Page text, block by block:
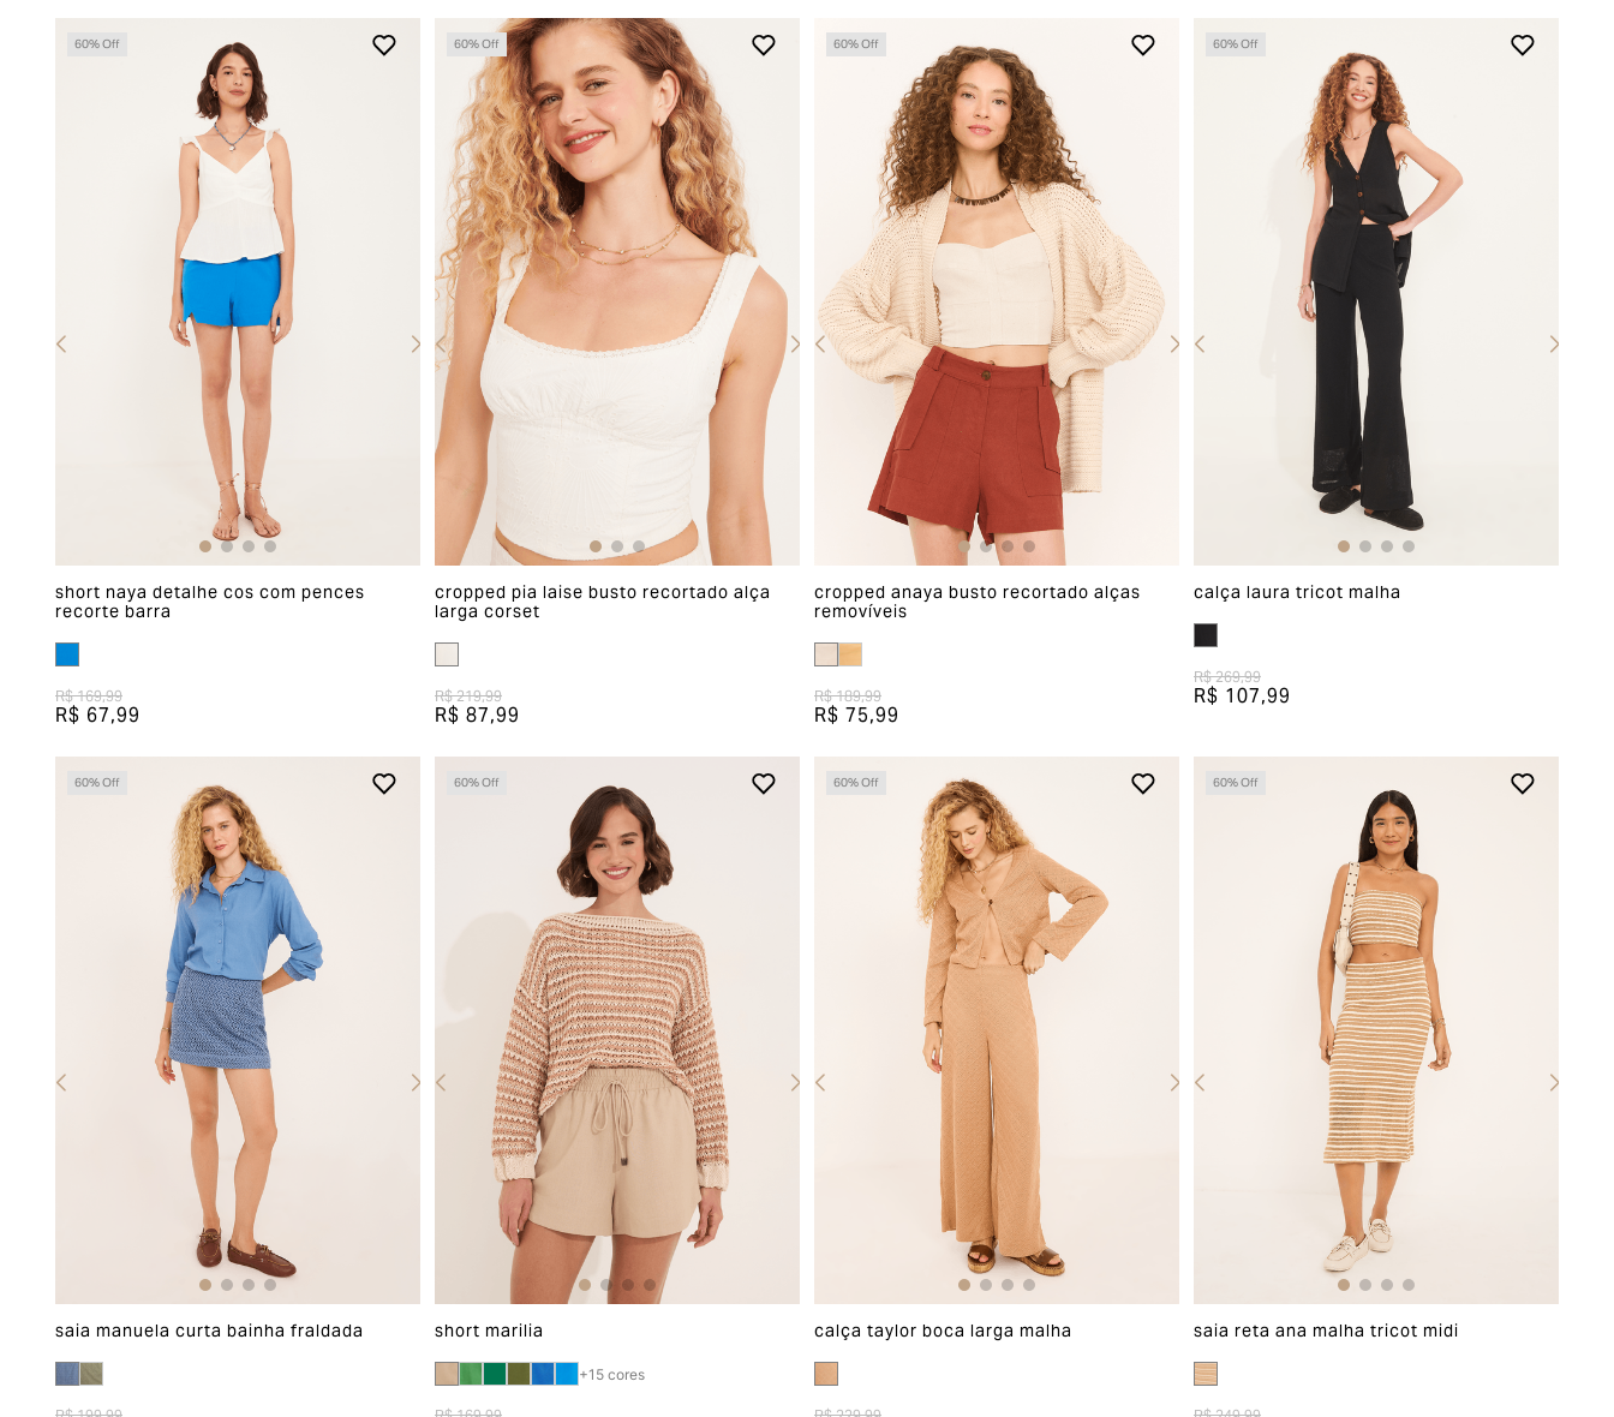
short naya detalhe cos com pences
recorte barra
R$ 169,99
60% Off
R$ 67,99
cropped pia laise busto recortado alça
larga corset
R$ 219,99
60% Off
R$ 87,99
cropped anaya busto recortado alças
removíveis
R$ 189,99
60% Off
R$ 75,99
calça laura tricot malha
R$ 269,99
60% Off
R$ 107,99
saia manuela curta bainha fraldada
60% Off
short marilia
+15 cores
60% Off
calça taylor boca larga malha
60% Off
saia reta ana malha tricot midi
60% Off